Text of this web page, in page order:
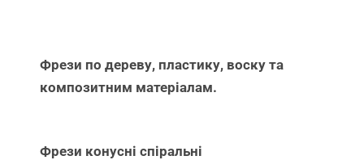
Фрези по дереву, пластику, воску та
композитним матеріалам.
Фрези конусні спіральні